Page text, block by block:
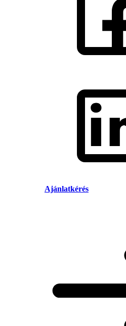
Ajánlatkérés